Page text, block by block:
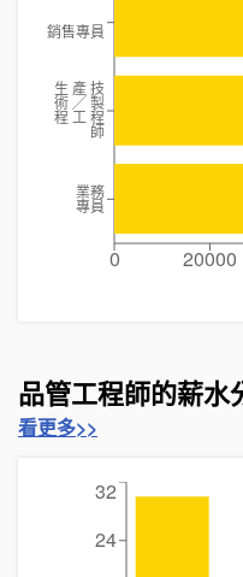
0 20000
銷售專員
生 產 技
術 ╱ 製
程 工 程
師
業務
專員
品管工程師的薪水
看更多>>
24
32